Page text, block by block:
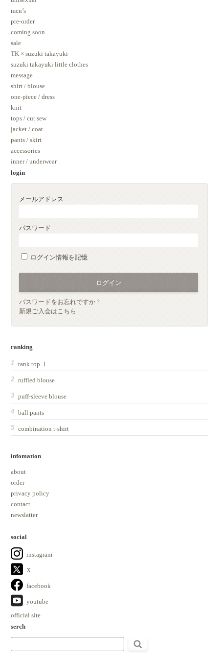
men’s
pre-order
coming soon
sale
TK × suzuki takayuki
suzuki takayuki little clothes
message
shirt / blouse
one-piece / dress
knit
tops / cut sew
jacket / coat
pants / skirt
accessories
inner / underwear
login
メールアドレス
パスワード
ログイン情報を記憶
パスワードをお忘れですか ?
新規ご入会はこちら
ranking
tank top Ⅰ
ruffled blouse
puff-sleeve blouse
ball pants
combination t-shirt
infomation
about
order
privacy policy
contact
newslatter
social
instagram
X
facebook
youtube
official site
serch
索: